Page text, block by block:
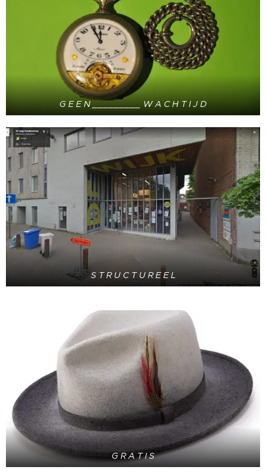
G E E N _________ W A C H T I J D
S T R U C T U R E E L
G R A T I S